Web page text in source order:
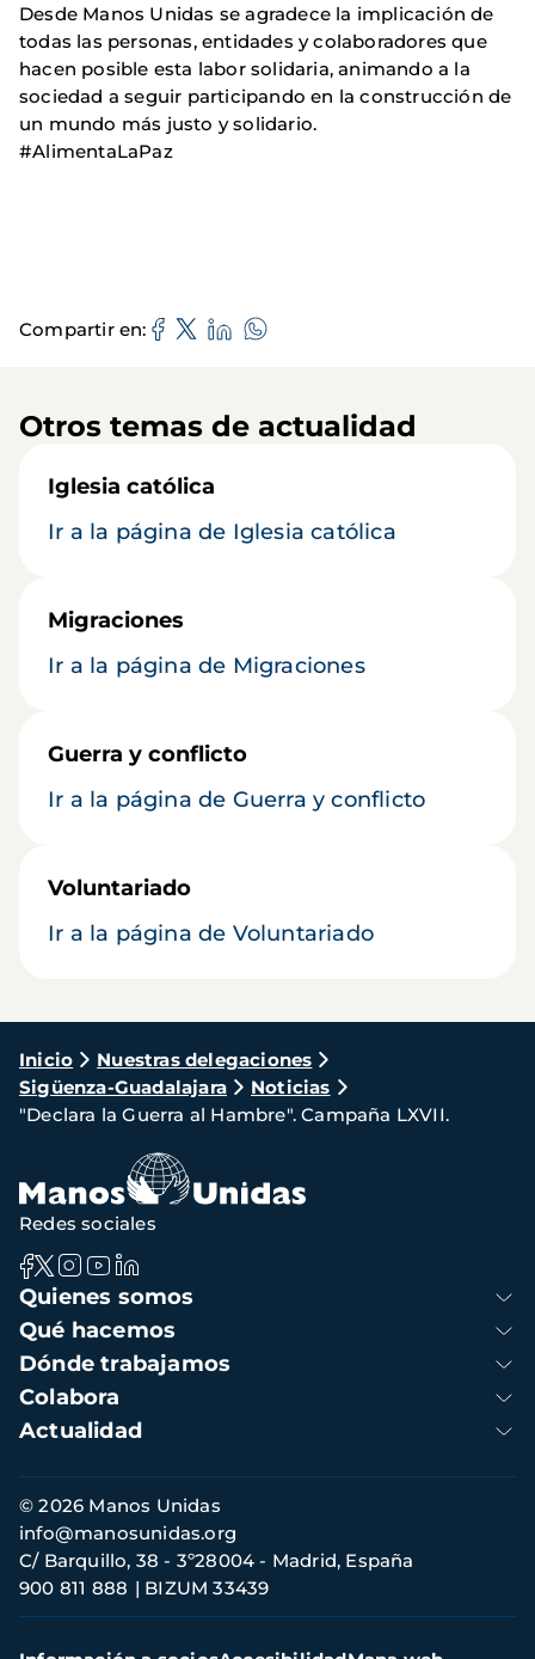
Desde Manos Unidas se agradece la implicación de
todas las personas, entidades y colaboradores que
hacen posible esta labor solidaria, animando a la
sociedad a seguir participando en la construcción de
un mundo más justo y solidario.
#AlimentaLaPaz
Compartir en
Otros temas de actualidad
Iglesia católica
Ir a la página de Iglesia católica
Migraciones
Ir a la página de Migraciones
Guerra y conflicto
Ir a la página de Guerra y conflicto
Voluntariado
Ir a la página de Voluntariado
Ruta
de
navegación
Inicio
Nuestras delegaciones
Sigüenza-Guadalajara
Noticias
"Declara la Guerra al Hambre". Campaña LXVII.
Navegación
principal
Quienes somos
Qué hacemos
Dónde trabajamos
Colabora
Actualidad
Redes sociales
Información
de
contacto
© 2026 Manos Unidas
C/ Barquillo, 38 - 3º28004 - Madrid, España
900 811 888
BIZUM 33439
info@manosunidas.org